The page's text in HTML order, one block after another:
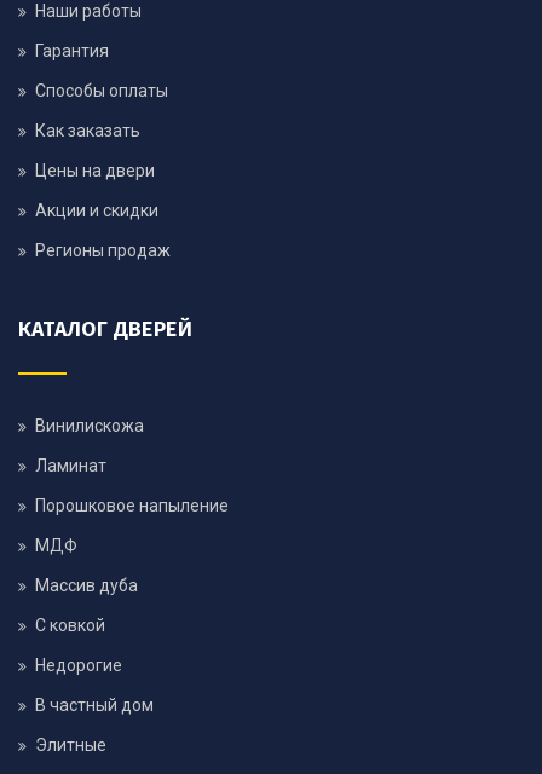
Наши работы
Гарантия
Способы оплаты
Как заказать
Цены на двери
Акции и скидки
Регионы продаж
КАТАЛОГ ДВЕРЕЙ
Винилискожа
Ламинат
Порошковое напыление
МДФ
Массив дуба
С ковкой
Недорогие
В частный дом
Элитные